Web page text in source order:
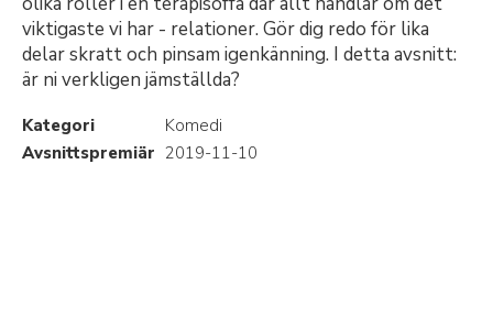
viktigaste vi har - relationer. Gör dig redo för lika
delar skratt och pinsam igenkänning. I detta avsnitt:
är ni verkligen jämställda?
Kategori
Komedi
Avsnittspremiär 2019-11-10